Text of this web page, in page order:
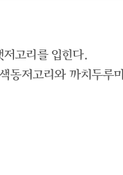
고리를 입힌다.
동저고리와 까치두루